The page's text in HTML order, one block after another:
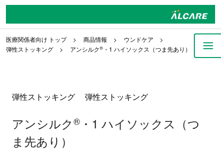
医療関係者向け トップ 商品情報
ウンドケア
弾性ストッキング
アンシルク®・1 ハイソックス（つま先あり）
弾性ストッキング 弾性ストッキング
アンシルク®・1 ハイソックス（つ
ま先あり）